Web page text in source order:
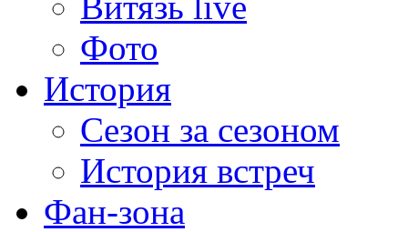
Фото
История
Сезон за сезоном
История встреч
Фан-зона